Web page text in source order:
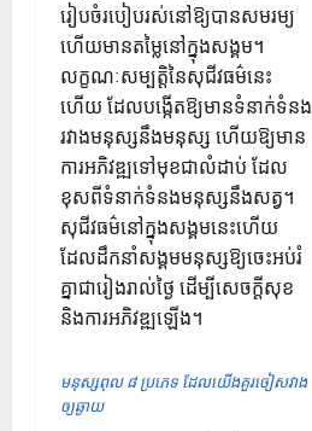
រៀបចំរបៀបរស់នៅឱ្យបានសមរម្យ
ហើយមានតម្លៃនៅក្នុងសង្គម។
លក្ខណៈសម្បត្តិនៃសុជីវធម៌នេះ
ហើយ ដែលបង្កើតឱ្យមានទំនាក់ទំនង
រវាងមនុស្សនឹងមនុស្ស ហើយឱ្យមាន
ការអភិវឌ្ឍទៅមុខជាលំដាប់ ដែល
ខុសពីទំនាក់ទំនងមនុស្សនឹងសត្វ។
សុជីវធម៌នៅក្នុងសង្គមនេះហើយ
ដែលដឹកនាំសង្គមមនុស្សឱ្យចេះអប់រំ
គ្នាជារៀងរាល់ថ្ងៃ ដើម្បីសេចក្តីសុខ
និងការអភិវឌ្ឍឡើង។
មនុស្សពុល ៨ ប្រភេទ ដែលយើងគួរចៀសវាង
ឲ្យឆ្ងាយ